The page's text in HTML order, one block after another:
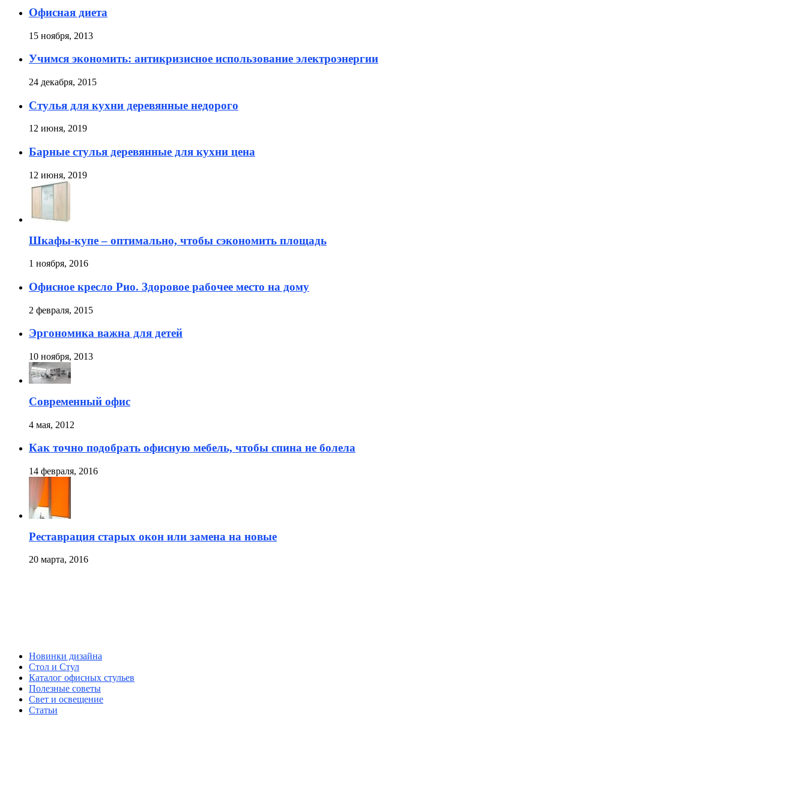
Офисная диета
15 ноября, 2013
Учимся экономить: антикризисное использование электроэнергии
24 декабря, 2015
Стулья для кухни деревянные недорого
12 июня, 2019
Барные стулья деревянные для кухни цена
12 июня, 2019
Шкафы-купе – оптимально, чтобы сэкономить площадь
1 ноября, 2016
Офисное кресло Рио. Здоровое рабочее место на дому
2 февраля, 2015
Эргономика важна для детей
10 ноября, 2013
Современный офис
4 мая, 2012
Как точно подобрать офисную мебель, чтобы спина не болела
14 февраля, 2016
Реставрация старых окон или замена на новые
20 марта, 2016
Новинки дизайна
Стол и Стул
Каталог офисных стульев
Полезные советы
Свет и освещение
Статьи